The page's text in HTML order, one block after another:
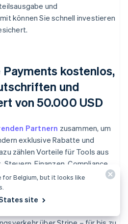
und
können Sie schnell investieren
Payments kostenlos,
und
von 50.000 USD
Partnern zusammen, um
exklusive Rabatte und
zählen Vorteile für Tools aus
Steuern, Finanzen, Compliance
anderem von AWS, Carta
erhalten Sie im ersten Jahr
Registered Agent. Als Atlas-
for Belgium, but it looks like
site